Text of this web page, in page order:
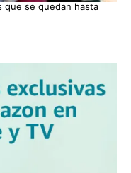
que se quedan hasta